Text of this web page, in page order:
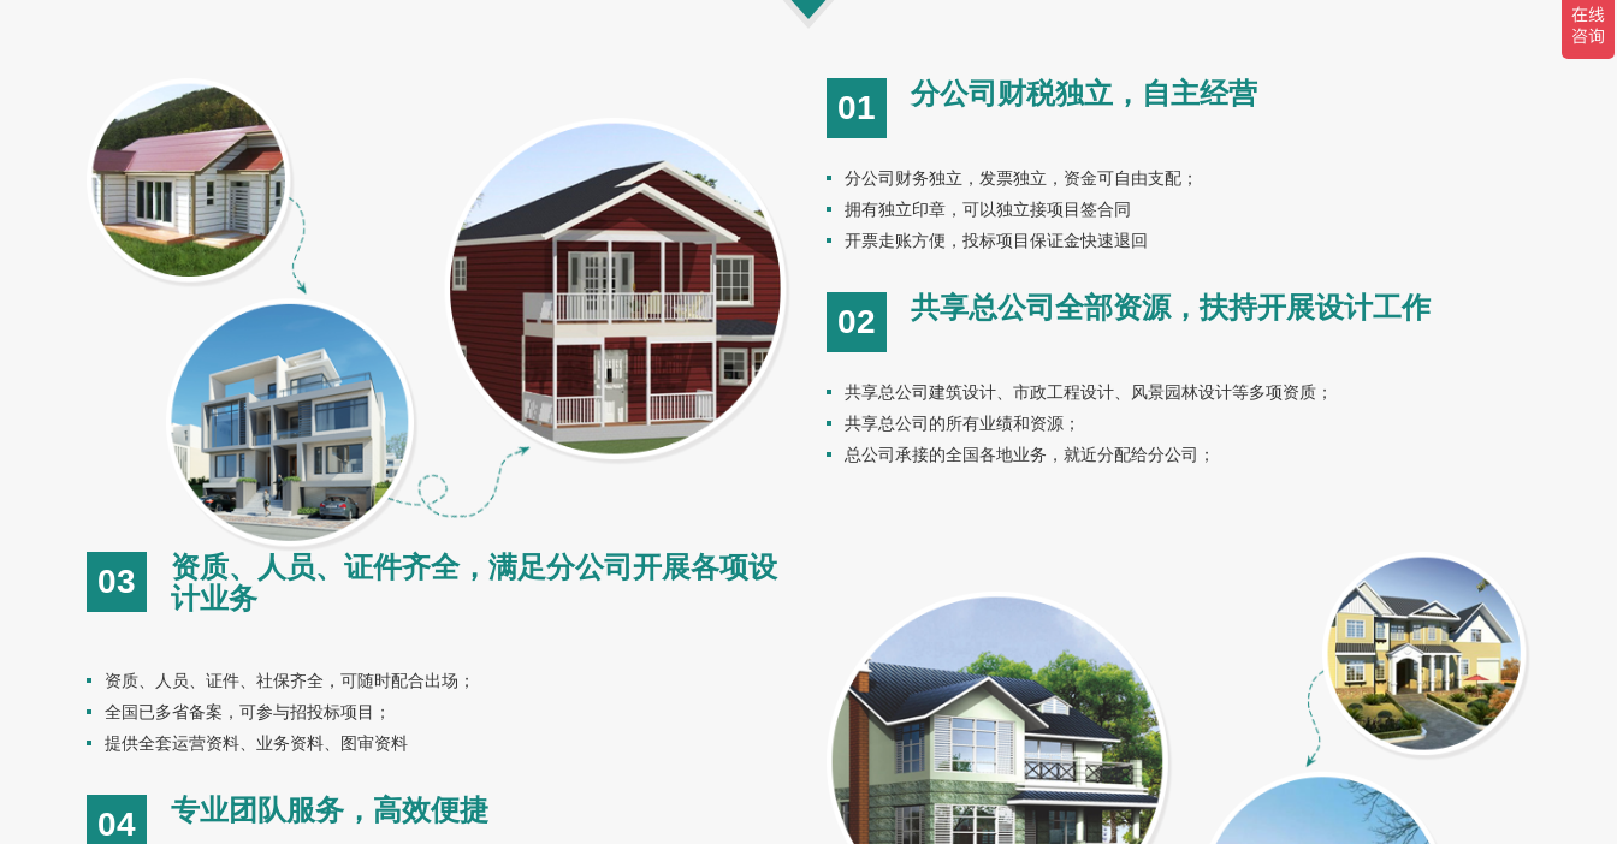
01 分公司财税独立，自主经营
分公司财务独立，发票独立，资金可自由支配；
拥有独立印章，可以独立接项目签合同
开票走账方便，投标项目保证金快速退回
02 共享总公司全部资源，扶持开展设计工作
共享总公司建筑设计、市政工程设计、风景园林设计等多项资质；
共享总公司的所有业绩和资源；
总公司承接的全国各地业务，就近分配给分公司；
03
资质、人员、证件齐全，满足分公司开展各项设
计业务
资质、人员、证件、社保齐全，可随时配合出场；
全国已多省备案，可参与招投标项目；
提供全套运营资料、业务资料、图审资料
04 专业团队服务，高效便捷